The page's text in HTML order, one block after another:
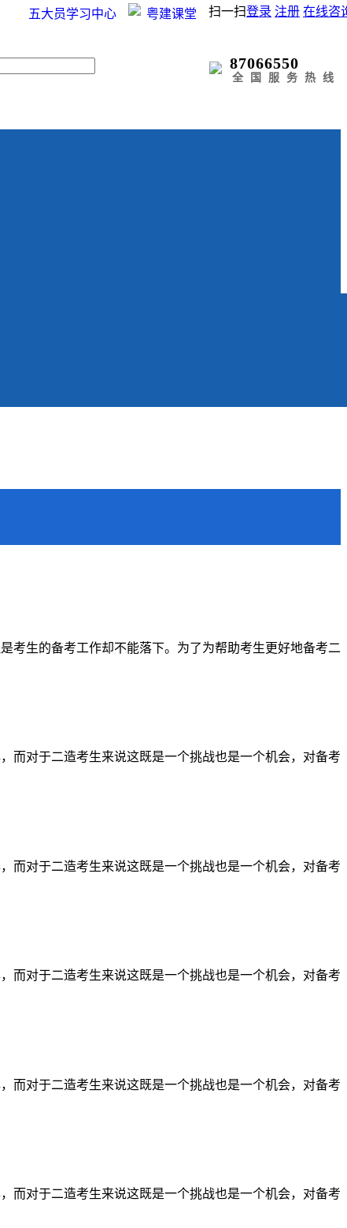
五大员学习中心 粤建课堂 登录 注册 在线咨
扫一扫
87066550
全国服务热线
考生的备考工作却不能落下。为了为帮助考生更好地备考二
而对于二造考生来说这既是一个挑战也是一个机会，对备考
而对于二造考生来说这既是一个挑战也是一个机会，对备考
而对于二造考生来说这既是一个挑战也是一个机会，对备考
而对于二造考生来说这既是一个挑战也是一个机会，对备考
而对于二造考生来说这既是一个挑战也是一个机会，对备考